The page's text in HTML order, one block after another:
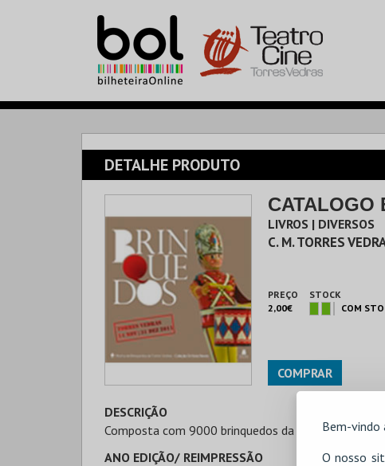
Bem-vindo
O nosso
DETALHE PRODUTO
CATALOGO
LIVROS | DIVERSOS
C. M. TORRES
PREÇO
2,00€
STOCK
COM
COMPRAR
DESCRIÇÃO
Composta com 9000 brinquedos da coleção de
ANO EDIÇÃO/ REIMPRESSÃO